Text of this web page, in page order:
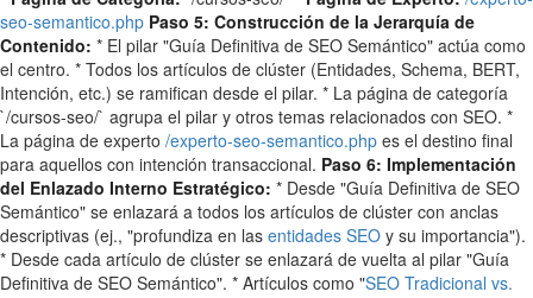
seo-semantico.php Paso 5: Construcción de la Jerarquía de
Contenido: * El pilar "Guía Definitiva de SEO Semántico" actúa como
el centro. * Todos los artículos de clúster (Entidades, Schema, BERT,
Intención, etc.) se ramifican desde el pilar. * La página de categoría
`/cursos-seo/` agrupa el pilar y otros temas relacionados con SEO. *
La página de experto /experto-seo-semantico.php es el destino final
para aquellos con intención transaccional. Paso 6: Implementación
del Enlazado Interno Estratégico: * Desde "Guía Definitiva de SEO
Semántico" se enlazará a todos los artículos de clúster con anclas
descriptivas (ej., "profundiza en las entidades SEO y su importancia").
* Desde cada artículo de clúster se enlazará de vuelta al pilar "Guía
Definitiva de SEO Semántico". * Artículos como "SEO Tradicional vs.